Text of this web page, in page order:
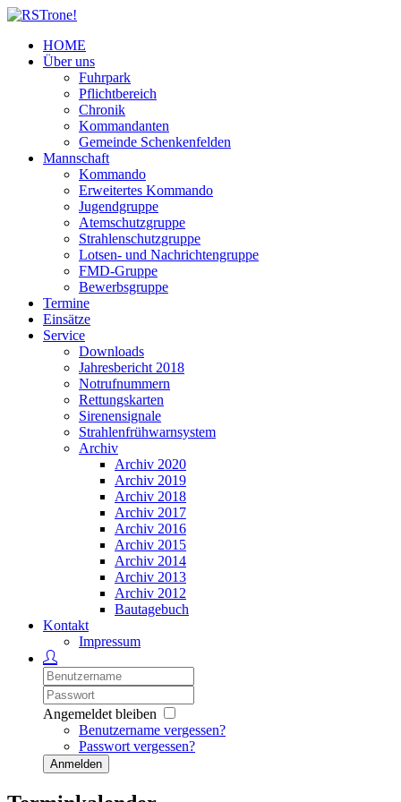
HOME
Über uns
Fuhrpark
Pflichtbereich
Chronik
Kommandanten
Gemeinde Schenkenfelden
Mannschaft
Kommando
Erweitertes Kommando
Jugendgruppe
Atemschutzgruppe
Strahlenschutzgruppe
Lotsen- und Nachrichtengruppe
FMD-Gruppe
Bewerbsgruppe
Termine
Einsätze
Service
Downloads
Jahresbericht 2018
Notrufnummern
Rettungskarten
Sirenensignale
Strahlenfrühwarnsystem
Archiv
Archiv 2020
Archiv 2019
Archiv 2018
Archiv 2017
Archiv 2016
Archiv 2015
Archiv 2014
Archiv 2013
Archiv 2012
Bautagebuch
Kontakt
Impressum
Angemeldet bleiben
Benutzername vergessen?
Passwort vergessen?
Anmelden